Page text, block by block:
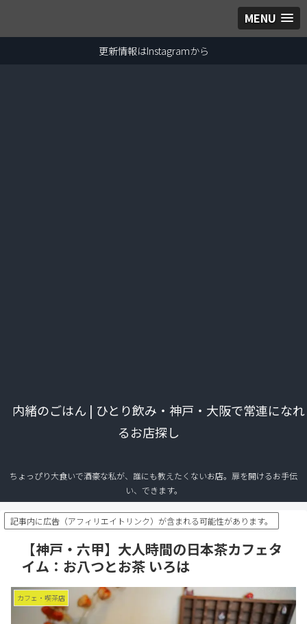
MENU
内緒のごはん | ひとり飲み・神戸・大阪で常連になれ
るお店探し
ちょっぴり大食いで酒豪な私が、誰にも教えたくないお店。扉を開けるお手伝
い、できます。
更新情報はInstagramから
記事内に広告（アフィリエイトリンク）が含まれる可能性があります。
【神戸・六甲】大人時間の日本茶カフェタ
イム：お八つとお茶 いろは
カフェ・喫茶店